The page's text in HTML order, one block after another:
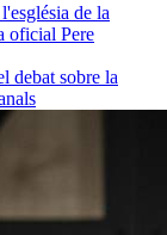
de la
oficial Pere
debat sobre la